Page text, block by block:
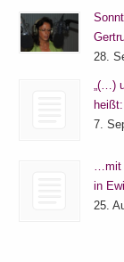
28.
„(…)
7.
in
25.